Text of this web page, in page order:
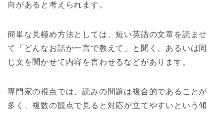
向があると考えられます。
簡単な見極め方法としては、短い英語の文章を読ませ
て「どんなお話か一言で教えて」と聞く、あるいは同
じ文を聞かせて内容を言わせるなどがあります。
専門家の視点では、読みの問題は複合的であることが
多く、複数の観点で見ると対応が立てやすいという傾